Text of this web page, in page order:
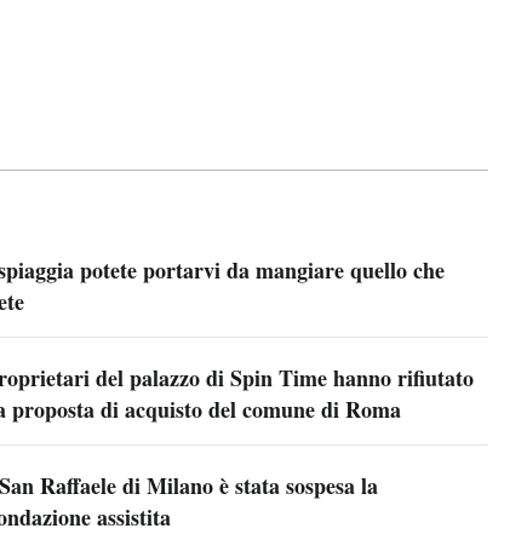
potete portarvi da mangiare quello che
del palazzo di Spin Time hanno rifiutato
proposta di acquisto del comune di Roma
Raffaele di Milano è stata sospesa la
assistita